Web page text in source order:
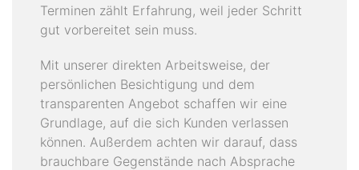
Terminen zählt Erfahrung, weil jeder Schritt
gut vorbereitet sein muss.
Mit unserer direkten Arbeitsweise, der
persönlichen Besichtigung und dem
transparenten Angebot schaffen wir eine
Grundlage, auf die sich Kunden verlassen
können. Außerdem achten wir darauf, dass
brauchbare Gegenstände nach Absprache